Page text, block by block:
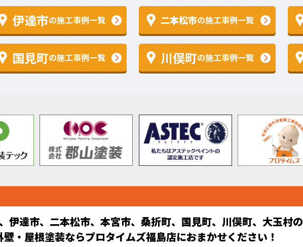
伊達市の施工事例一覧 二本松市の施工事例一覧
国見町の施工事例一覧 川俣町の施工事例一覧
伊達市、二本松市、本宮市、桑折町、国見町、川俣町、大玉村の
壁・屋根塗装ならプロタイムズ福島店におまかせください！